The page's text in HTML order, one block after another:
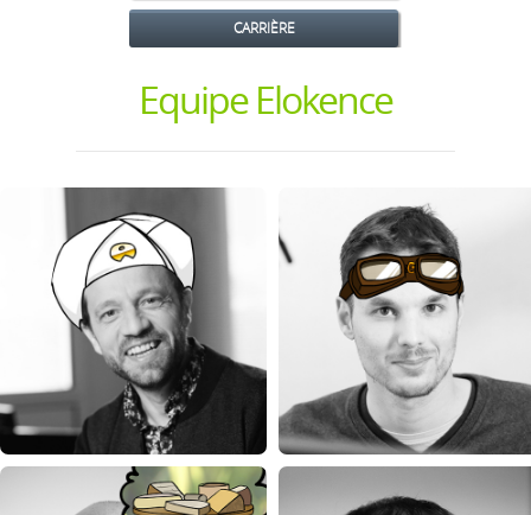
CARRIÈRE
Equipe Elokence
ARNAUD
Président et responsable R&D
arnaud.megret@elokence.com
CHRISTOPHE
Responsable SI et développements